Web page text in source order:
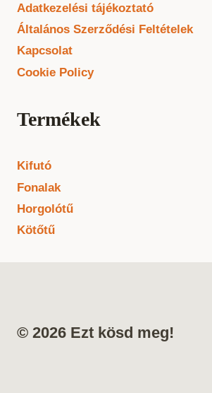
Adatkezelési tájékoztató
Általános Szerződési Feltételek
Kapcsolat
Cookie Policy
Termékek
Kifutó
Fonalak
Horgolótű
Kötőtű
© 2026 Ezt kösd meg!